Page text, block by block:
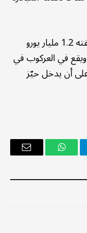
وتم إطلاق هذا المشروع الذي تبلغ تكلفته 1.2 مليار يورو
دولار) في نهاية عام 2021، ويقع في العركوب في
واكتمل بنسبة 38%، على أن يدخل حيّز
واتساب
البريد